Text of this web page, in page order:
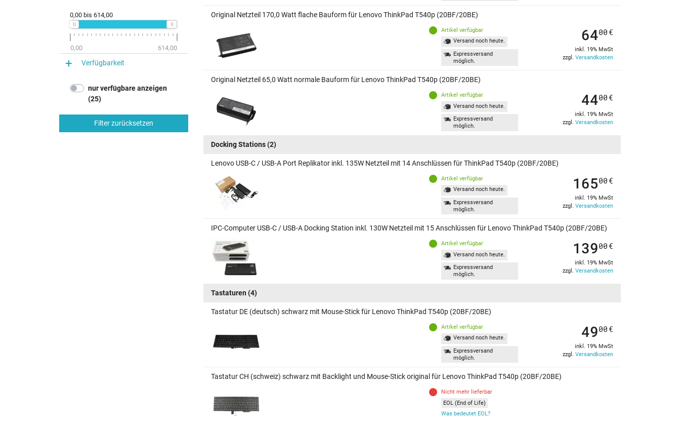
0,00 bis 614,00
0,00 614,00
Verfügbarkeit
nur verfügbare anzeigen
(25)
Filter zurücksetzen
Original Netzteil 170,0 Watt flache Bauform für Lenovo ThinkPad T540p (20BF/20BE)
Artikel verfügbar
Versand noch heute.
Expressversand
möglich.
6400 €
inkl. 19% MwSt
zzgl. Versandkosten
Original Netzteil 65,0 Watt normale Bauform für Lenovo ThinkPad T540p (20BF/20BE)
Artikel verfügbar
Versand noch heute.
Expressversand
möglich.
4400 €
inkl. 19% MwSt
zzgl. Versandkosten
Docking Stations(2)
Lenovo USB-C / USB-A Port Replikator inkl. 135W Netzteil mit 14 Anschlüssen für ThinkPad T540p (20BF/20BE)
Artikel verfügbar
Versand noch heute.
Expressversand
möglich.
16500 €
inkl. 19% MwSt
zzgl. Versandkosten
IPC-Computer USB-C / USB-A Docking Station inkl. 130W Netzteil mit 15 Anschlüssen für Lenovo ThinkPad T540p (20BF/20BE)
Artikel verfügbar
Versand noch heute.
Expressversand
möglich.
13900 €
inkl. 19% MwSt
zzgl. Versandkosten
Tastaturen (4)
Tastatur DE (deutsch) schwarz mit Mouse-Stick für Lenovo ThinkPad T540p (20BF/20BE)
Artikel verfügbar
Versand noch heute.
Expressversand
möglich.
4900 €
inkl. 19% MwSt
zzgl. Versandkosten
Tastatur CH (schweiz) schwarz mit Backlight und Mouse-Stick original für Lenovo ThinkPad T540p (20BF/20BE)
Nicht mehr lieferbar
EOL (End of Life)
Was bedeutet EOL?